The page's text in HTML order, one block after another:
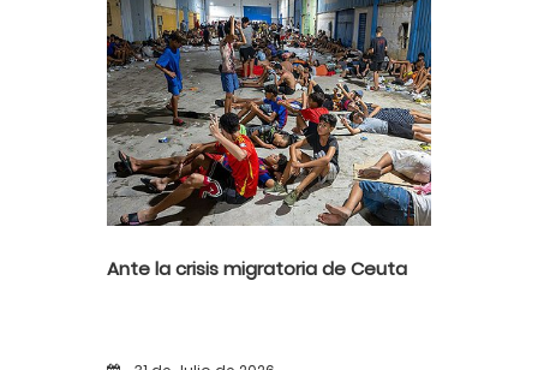
Ante la crisis migratoria de Ceuta